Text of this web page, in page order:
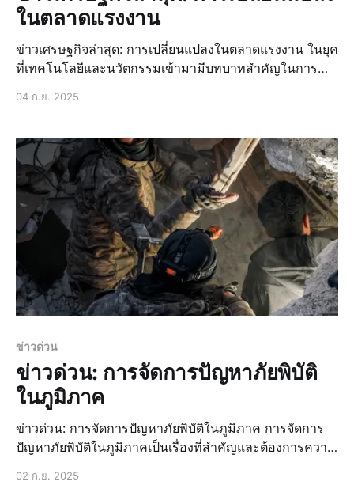
ในตลาดแรงงาน
ข่าวเศรษฐกิจล่าสุด: การเปลี่ยนแปลงในตลาดแรงงาน ในยุค
ที่เทคโนโลยีและนวัตกรรมเข้ามามีบทบาทสำคัญในการ
เรื่องที่น่าสนใจและติดตามอย่างใกล้ชิด โดยเฉพาะอย่างยิ่ง
การเปลี่ยนแปลงในโครงสร้างแรงงาน การเปลี่ยนแปลงใน
โครงสร้างแรงงานเป็นหนึ่งในปัจจัยที่สำคัญที
04 ก.ย. 2025
ข่าวด่วน
ข่าวด่วน: การจัดการปัญหาภัยพิบัติ
ในภูมิภาค
ข่าวด่วน: การจัดการปัญหาภัยพิบัติในภูมิภาค การจัดการ
ปัญหาภัยพิบัติในภูมิภาคเป็นเรื่องที่สำคัญและต้องการความ
02 ก.ย. 2025